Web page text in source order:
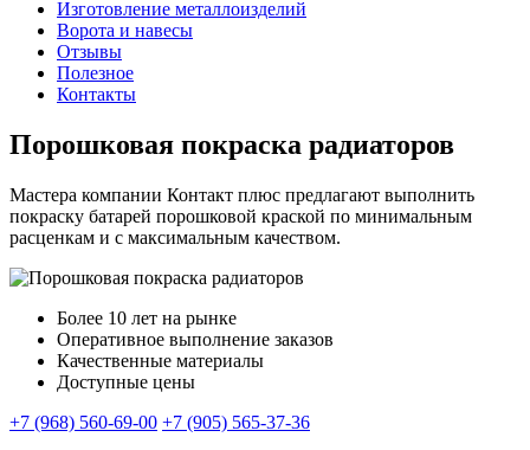
Изготовление металлоизделий
Ворота и навесы
Отзывы
Полезное
Контакты
Порошковая покраска радиаторов
Мастера компании Контакт плюс предлагают выполнить
покраску батарей порошковой краской по минимальным
расценкам и с максимальным качеством.
Более 10 лет на рынке
Оперативное выполнение заказов
Качественные материалы
Доступные цены
+7 (968) 560-69-00 +7 (905) 565-37-36